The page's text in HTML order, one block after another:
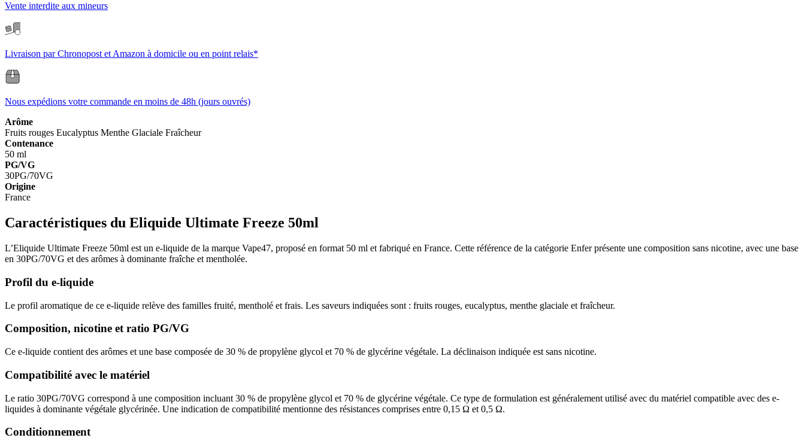
Vente interdite aux mineurs
Livraison par Chronopost et Amazon à domicile ou en point relais*
Nous expédions votre commande en moins de 48h (jours ouvrés)
Arôme
Fruits rouges Eucalyptus Menthe Glaciale Fraîcheur
Contenance
50 ml
PG/VG
30PG/70VG
Origine
France
Caractéristiques du Eliquide Ultimate Freeze 50ml
L’Eliquide Ultimate Freeze 50ml est un e-liquide de la marque Vape47, proposé en format 50 ml et fabriqué en France. Cette référence de la catégorie Enfer présente une composition sans nicotine, avec une base
en 30PG/70VG et des arômes à dominante fraîche et mentholée.
Profil du e-liquide
Le profil aromatique de ce e-liquide relève des familles fruité, mentholé et frais. Les saveurs indiquées sont : fruits rouges, eucalyptus, menthe glaciale et fraîcheur.
Composition, nicotine et ratio PG/VG
Ce e-liquide contient des arômes et une base composée de 30 % de propylène glycol et 70 % de glycérine végétale. La déclinaison indiquée est sans nicotine.
Compatibilité avec le matériel
Le ratio 30PG/70VG correspond à une composition incluant 30 % de propylène glycol et 70 % de glycérine végétale. Ce type de formulation est généralement utilisé avec du matériel compatible avec des e-
liquides à dominante végétale glycérinée. Une indication de compatibilité mentionne des résistances comprises entre 0,15 Ω et 0,5 Ω.
Conditionnement